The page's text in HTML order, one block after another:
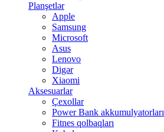
Planşetlər
Apple
Samsung
Microsoft
Asus
Lenovo
Digər
Xiaomi
Aksesuarlar
Çexollar
Power Bank akkumulyatorları
Fitnes qolbaqları